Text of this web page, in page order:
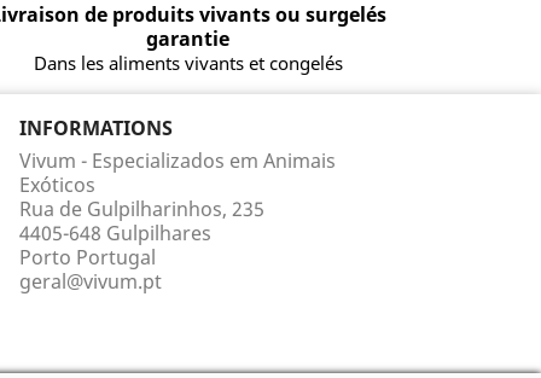
de produits vivants ou surgelés
garantie
Dans les aliments vivants et congelés
INFORMATIONS
Vivum - Especializados em Animais
Exóticos
Rua de Gulpilharinhos, 235
4405-648 Gulpilhares
Porto Portugal
geral@vivum.pt